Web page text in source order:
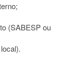
(SABESP ou